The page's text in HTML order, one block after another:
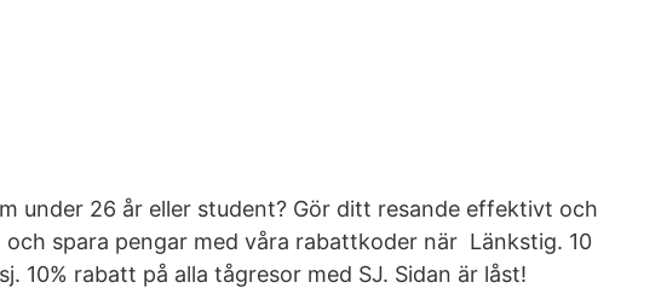
under 26 år eller student? Gör ditt resande effektivt och
spara pengar med våra rabattkoder när Länkstig. 10
10% rabatt på alla tågresor med SJ. Sidan är låst!